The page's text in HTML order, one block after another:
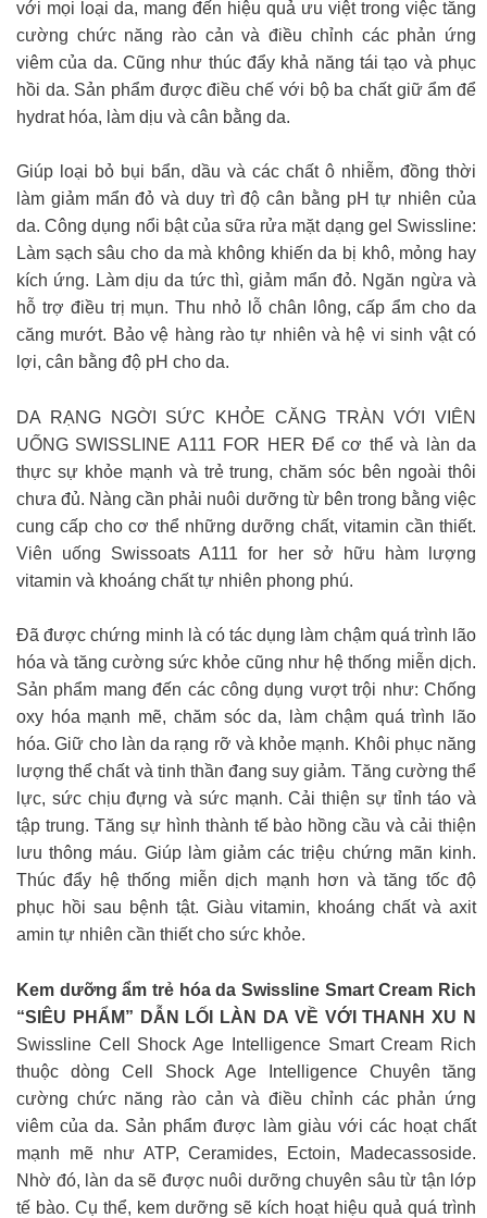
với mọi loại da, mang đến hiệu quả ưu việt trong việc tăng
cường chức năng rào cản và điều chỉnh các phản ứng
viêm của da. Cũng như thúc đẩy khả năng tái tạo và phục
hồi da. Sản phẩm được điều chế với bộ ba chất giữ ẩm để
hydrat hóa, làm dịu và cân bằng da.
Giúp loại bỏ bụi bẩn, dầu và các chất ô nhiễm, đồng thời
làm giảm mẩn đỏ và duy trì độ cân bằng pH tự nhiên của
da. Công dụng nổi bật của sữa rửa mặt dạng gel Swissline:
Làm sạch sâu cho da mà không khiến da bị khô, mỏng hay
kích ứng. Làm dịu da tức thì, giảm mẩn đỏ. Ngăn ngừa và
hỗ trợ điều trị mụn. Thu nhỏ lỗ chân lông, cấp ẩm cho da
căng mướt. Bảo vệ hàng rào tự nhiên và hệ vi sinh vật có
lợi, cân bằng độ pH cho da.
DA RẠNG NGỜI SỨC KHỎE CĂNG TRÀN VỚI VIÊN
UỐNG SWISSLINE A111 FOR HER Để cơ thể và làn da
thực sự khỏe mạnh và trẻ trung, chăm sóc bên ngoài thôi
chưa đủ. Nàng cần phải nuôi dưỡng từ bên trong bằng việc
cung cấp cho cơ thể những dưỡng chất, vitamin cần thiết.
Viên uống Swissoats A111 for her sở hữu hàm lượng
vitamin và khoáng chất tự nhiên phong phú.
Đã được chứng minh là có tác dụng làm chậm quá trình lão
hóa và tăng cường sức khỏe cũng như hệ thống miễn dịch.
Sản phẩm mang đến các công dụng vượt trội như: Chống
oxy hóa mạnh mẽ, chăm sóc da, làm chậm quá trình lão
hóa. Giữ cho làn da rạng rỡ và khỏe mạnh. Khôi phục năng
lượng thể chất và tinh thần đang suy giảm. Tăng cường thể
lực, sức chịu đựng và sức mạnh. Cải thiện sự tỉnh táo và
tập trung. Tăng sự hình thành tế bào hồng cầu và cải thiện
lưu thông máu. Giúp làm giảm các triệu chứng mãn kinh.
Thúc đẩy hệ thống miễn dịch mạnh hơn và tăng tốc độ
phục hồi sau bệnh tật. Giàu vitamin, khoáng chất và axit
amin tự nhiên cần thiết cho sức khỏe.
Kem dưỡng ẩm trẻ hóa da Swissline Smart Cream Rich
“SIÊU PHẨM” DẪN LỐI LÀN DA VỀ VỚI THANH XU N
Swissline Cell Shock Age Intelligence Smart Cream Rich
thuộc dòng Cell Shock Age Intelligence Chuyên tăng
cường chức năng rào cản và điều chỉnh các phản ứng
viêm của da. Sản phẩm được làm giàu với các hoạt chất
mạnh mẽ như ATP, Ceramides, Ectoin, Madecassoside.
Nhờ đó, làn da sẽ được nuôi dưỡng chuyên sâu từ tận lớp
tế bào. Cụ thể, kem dưỡng sẽ kích hoạt hiệu quả quá trình